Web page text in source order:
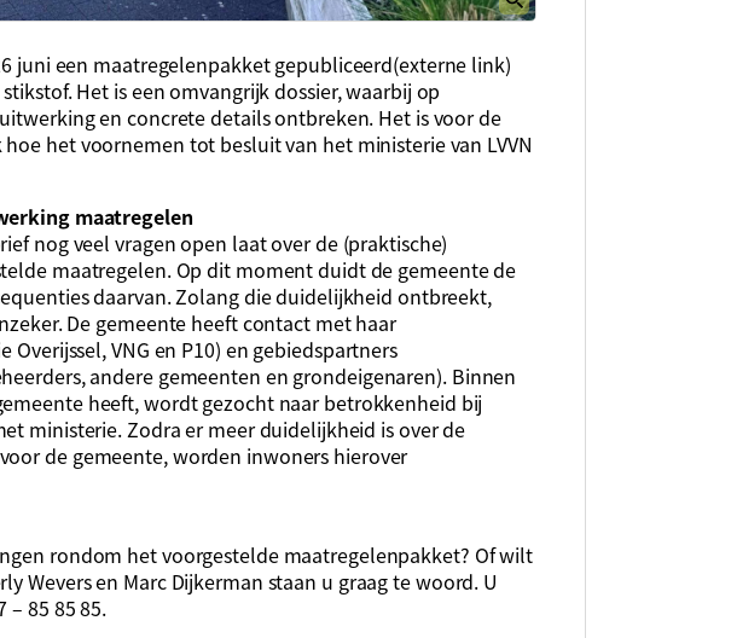
juni een maatregelenpakket gepubliceerd(externe link)
Het is een omvangrijk dossier, waarbij op
en concrete details ontbreken. Het is voor de
het voornemen tot besluit van het ministerie van LVVN
maatregelen
nog veel vragen open laat over de (praktische)
maatregelen. Op dit moment duidt de gemeente de
daarvan. Zolang die duidelijkheid ontbreekt,
De gemeente heeft contact met haar
Overijssel, VNG en P10) en gebiedspartners
andere gemeenten en grondeigenaren). Binnen
heeft, wordt gezocht naar betrokkenheid bij
ministerie. Zodra er meer duidelijkheid is over de
de gemeente, worden inwoners hierover
rondom het voorgestelde maatregelenpakket? Of wilt
Wevers en Marc Dijkerman staan u graag te woord. U
– 85 85 85.